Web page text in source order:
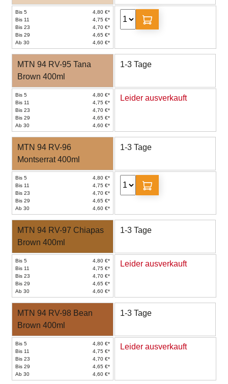
Bis 5
4,80 €*
Bis 11
4,75 €*
Bis 23
4,70 €*
Bis 29
4,65 €*
Ab 30
4,60 €*
MTN 94 RV-95 Tana
Brown 400ml
1-3 Tage
Bis 5
4,80 €*
Bis 11
4,75 €*
Bis 23
4,70 €*
Bis 29
4,65 €*
Ab 30
4,60 €*
Leider ausverkauft
MTN 94 RV-96
Montserrat 400ml
1-3 Tage
Bis 5
4,80 €*
Bis 11
4,75 €*
Bis 23
4,70 €*
Bis 29
4,65 €*
Ab 30
4,60 €*
MTN 94 RV-97 Chiapas
Brown 400ml
1-3 Tage
Bis 5
4,80 €*
Bis 11
4,75 €*
Bis 23
4,70 €*
Bis 29
4,65 €*
Ab 30
4,60 €*
Leider ausverkauft
MTN 94 RV-98 Bean
Brown 400ml
1-3 Tage
Bis 5
4,80 €*
Bis 11
4,75 €*
Bis 23
4,70 €*
Bis 29
4,65 €*
Ab 30
4,60 €*
Leider ausverkauft